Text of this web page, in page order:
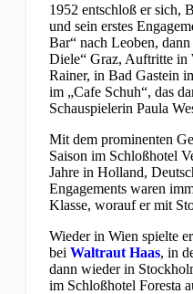
1952 entschloß er sich,
und sein erstes
Bar“ nach Leoben,
Diele“ Graz, Auftritte in
Rainer, in Bad Gastein
im „Cafe Schuh“, das
Schauspielerin Paula
Mit dem prominenten
Saison im Schloßhotel
Jahre in Holland,
Engagements waren
Klasse, worauf er mit
Wieder in Wien spielte
bei Waltraut Haas, in
dann wieder in
im Schloßhotel Foresta